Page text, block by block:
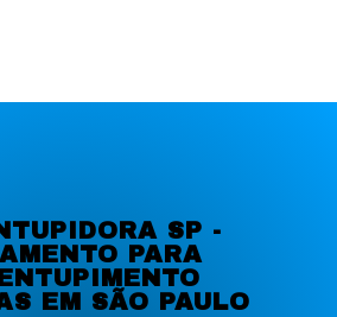
SP -
PARA
EM SÃO PAULO